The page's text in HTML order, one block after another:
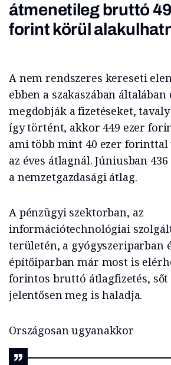
átmenetileg bruttó
forint körül
A nem rendszeres kereseti
ebben a szakaszában
megdobják a fizetéseket,
így történt, akkor 449 ezer
ami több mint 40 ezer forinttal
az éves átlagnál. Júniusban
a nemzetgazdasági átlag.
A pénzügyi szektorban, az
információtechnológiai
területén, a gyógyszeriparban
építőiparban már most is
forintos bruttó átlagfizetés,
jelentősen meg is haladja.
Országosan ugyanakkor